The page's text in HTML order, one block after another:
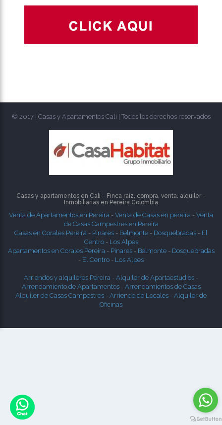
© 2017 | Casas y Apartamentos Cali | Todos los derechos reservados
Casas y apartamentos en Cali - Finca raíz, compra, venta, alquiler -
Inmobiliarias en Pereira Colombia
Venta de Apartamentos en Pereira - Venta de Casas en pereira - Venta
de Casas Campestres en Pereira
Casas en Corales Pereira - Pinares - Belmonte - Dosquebradas - El
Centro- Los Alpes
Apartamentos en Corales Pereira - Pinares- Belmonte- Dosquebradas
- El Centro - Los Alpes
Arriendos y alquileres Pereira - Alquiler de Apartaestudios -
Arrendamiento de Apartamentos- Arrendamientos de Casas
Alquiler de Casas Campestres - Arriendo de Locales - Alquiler de
Oficinas